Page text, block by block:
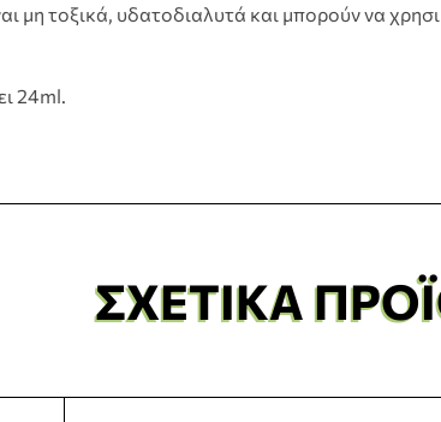
μη τοξικά, υδατοδιαλυτά και μπορούν να
24ml.
ΣΧΕΤΙΚΆ